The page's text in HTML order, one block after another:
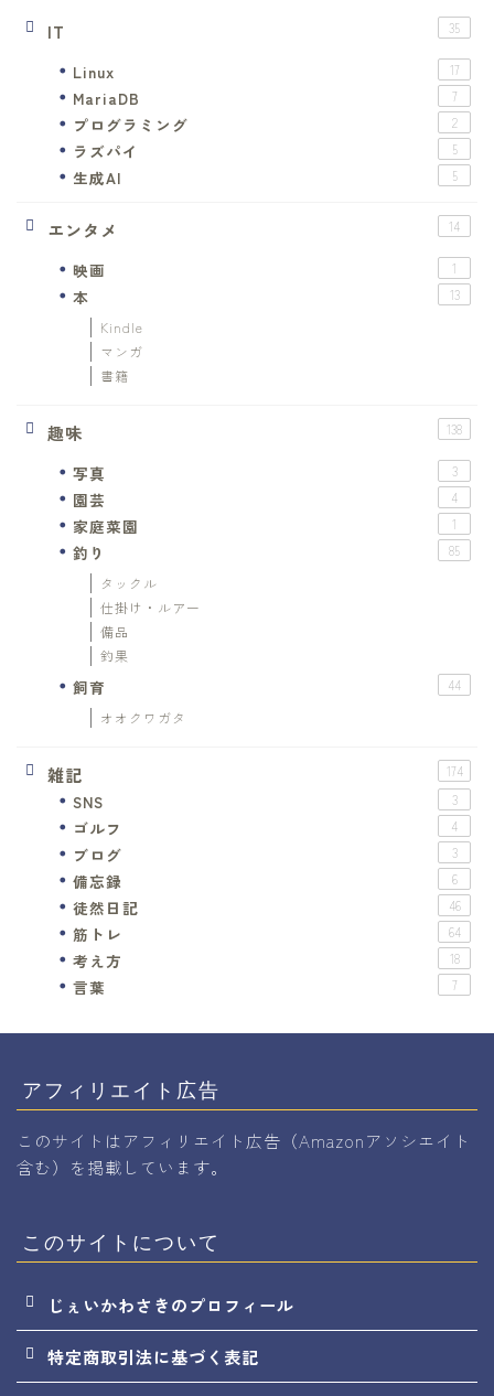
IT 35
Linux 17
MariaDB 7
プログラミング 2
ラズパイ 5
生成AI 5
エンタメ 14
映画 1
本 13
Kindle
マンガ
書籍
趣味 138
写真 3
園芸 4
家庭菜園 1
釣り 85
タックル
仕掛け・ルアー
備品
釣果
飼育 44
オオクワガタ
雑記 174
SNS 3
ゴルフ 4
ブログ 3
備忘録 6
徒然日記 46
筋トレ 64
考え方 18
言葉 7
アフィリエイト広告
このサイトはアフィリエイト広告（Amazonアソシエイト
含む）を掲載しています。
このサイトについて
じぇいかわさきのプロフィール
特定商取引法に基づく表記